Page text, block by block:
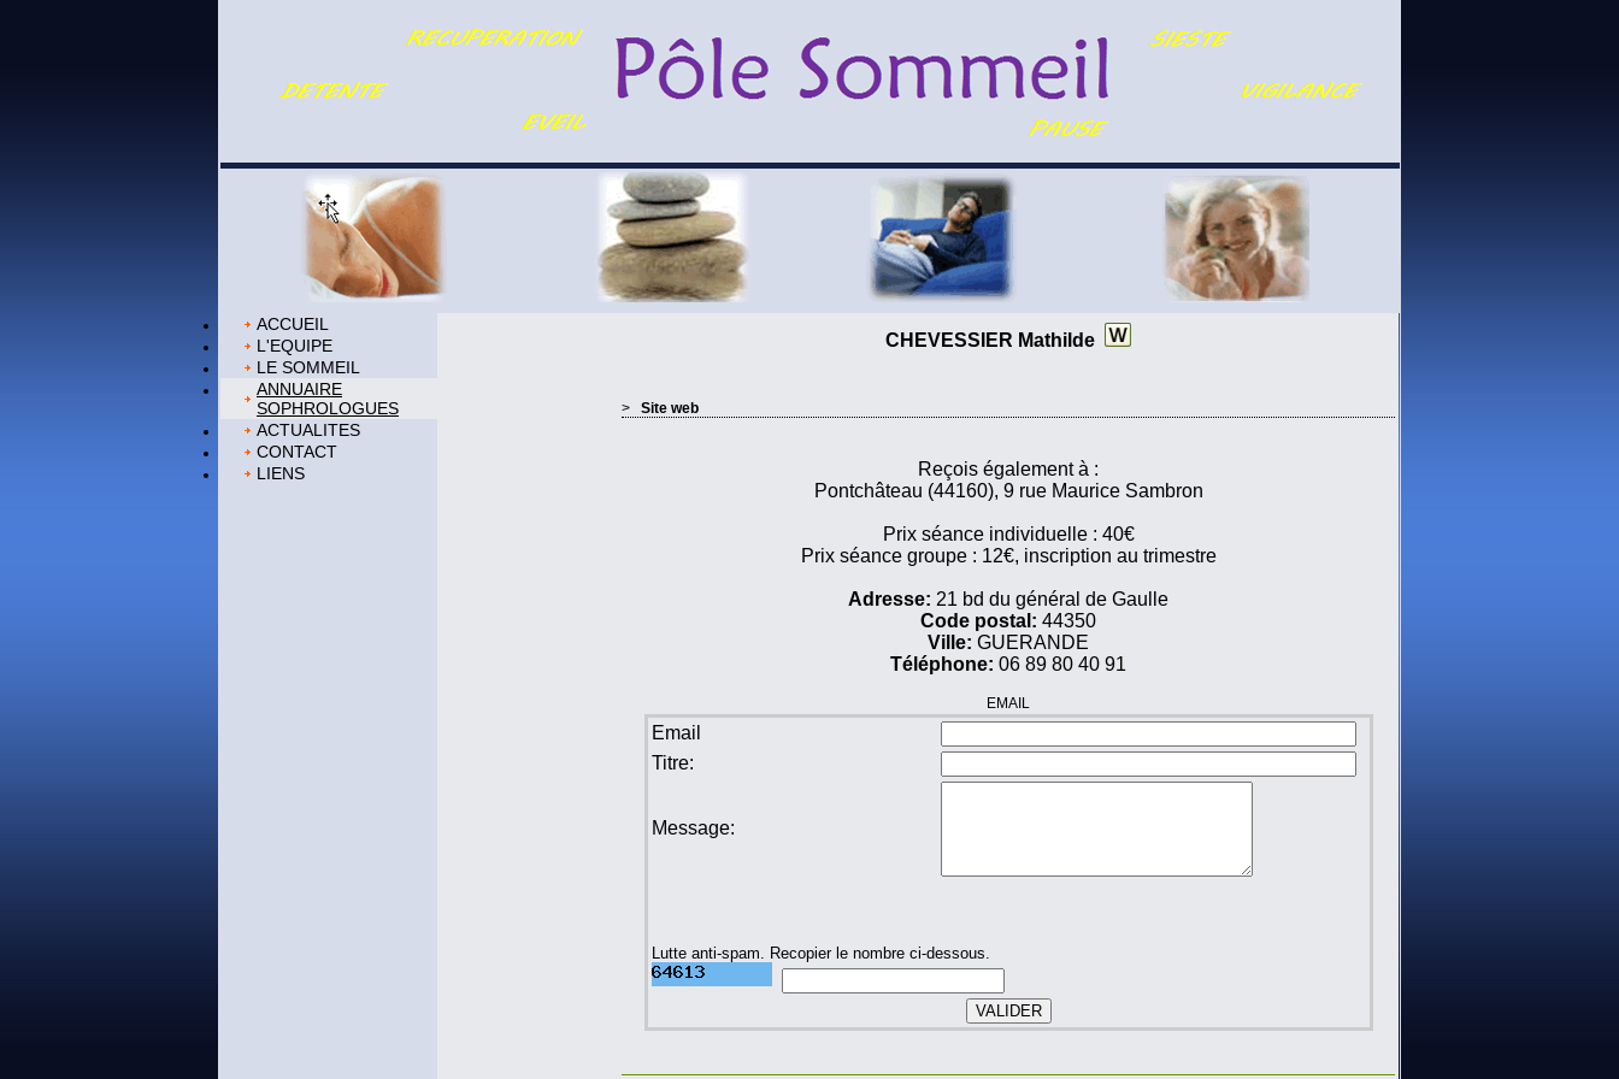
ACCUEIL
L'EQUIPE
LE SOMMEIL
ANNUAIRE
SOPHROLOGUES
ACTUALITES
CONTACT
LIENS
CHEVESSIER Mathilde
> Site web
Reçois également à :
Pontchâteau (44160), 9 rue Maurice Sambron
Prix séance individuelle : 40€
Prix séance groupe : 12€, inscription au trimestre
Adresse: 21 bd du général de Gaulle
Code postal: 44350
Ville: GUERANDE
Téléphone: 06 89 80 40 91
EMAIL
Email
Titre:
Message:
Lutte anti-spam. Recopier le nombre ci-dessous.